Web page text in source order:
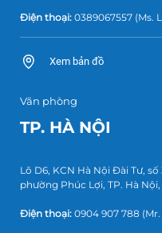
Điện thoại: 0389067557 (Ms.
Xem bản đồ
Văn phòng
TP. HÀ NỘI
Lô D6, KCN Hà Nội Đài Tư,
phường Phúc Lợi, TP. Hà
Điện thoại: 0904 907 788